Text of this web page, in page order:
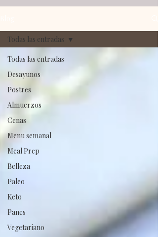
Todas las entradas
Desayunos
Postres
Almuerzos
Cenas
Menu semanal
Meal Prep
Belleza
Paleo
Keto
Panes
Vegetariano
Todas las entradas